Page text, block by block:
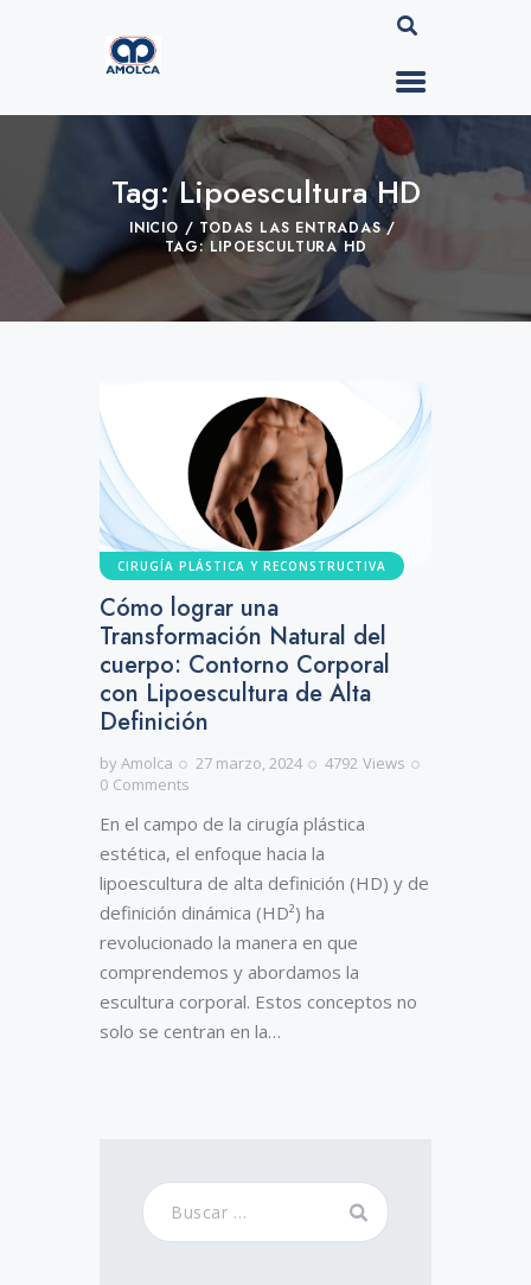
Tag: Lipoescultura HD
INICIO
TODAS LAS ENTRADAS
TAG: LIPOESCULTURA HD
CIRUGÍA PLÁSTICA Y RECONSTRUCTIVA
Cómo lograr una
Transformación Natural del
cuerpo: Contorno Corporal
con Lipoescultura de Alta
Definición
byAmolca 27 marzo, 2024 4792 Views
0 Comments
En el campo de la cirugía plástica
estética, el enfoque hacia la
lipoescultura de alta definición (HD) y de
definición dinámica (HD²) ha
revolucionado la manera en que
comprendemos y abordamos la
escultura corporal. Estos conceptos no
solo se centran en la…